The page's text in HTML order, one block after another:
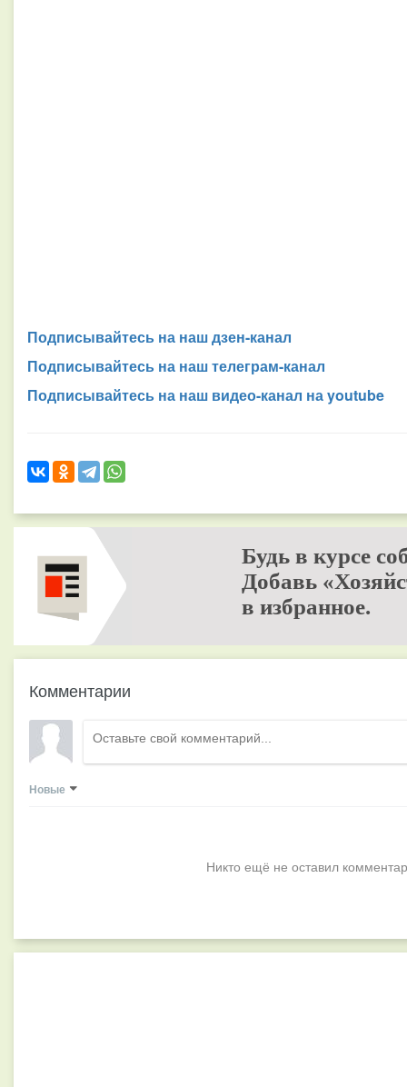
Подписывайтесь на наш дзен-канал
Подписывайтесь на наш телеграм-канал
Подписывайтесь на наш видео-канал на youtube
Будь в курсе
Добавь
в избранное.
Комментарии
Новые
Никто ещё не оставил